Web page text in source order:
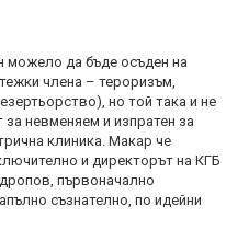
можело да бъде осъден на
члена – тероризъм,
но той така и не
невменяем и изпратен за
клиника. Макар че
и директорът на КГБ
първоначално
съзнателно, по идейни